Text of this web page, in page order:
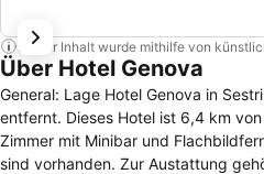
Dieser Inhalt wurde mithilfe von
Über Hotel Genova
General: Lage Hotel Genova in
entfernt. Dieses Hotel ist 6,4 km
Zimmer mit Minibar und
sind vorhanden. Zur Austattung